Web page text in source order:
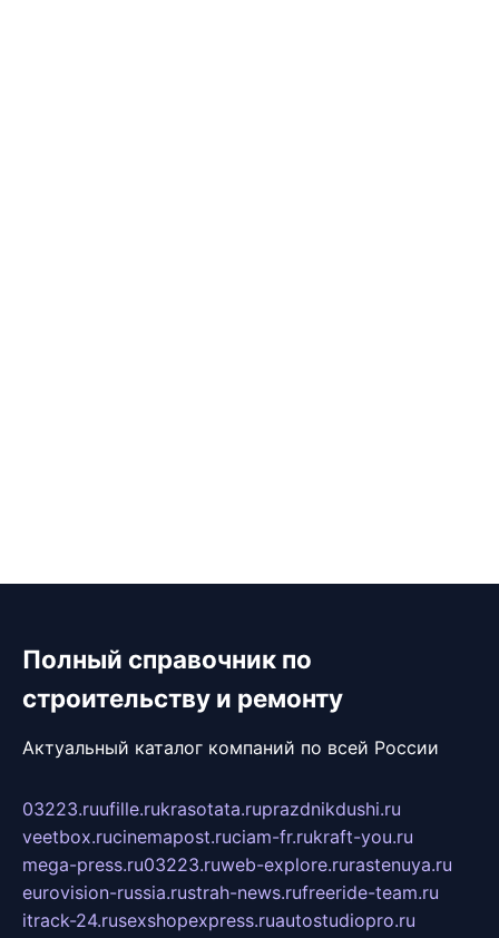
Полный справочник по
строительству и ремонту
Актуальный каталог компаний по всей России
03223.ruufille.rukrasotata.ruprazdnikdushi.ru
veetbox.rucinemapost.ruciam-fr.rukraft-you.ru
mega-press.ru03223.ruweb-explore.rurastenuya.ru
eurovision-russia.rustrah-news.rufreeride-team.ru
itrack-24.rusexshopexpress.ruautostudiopro.ru